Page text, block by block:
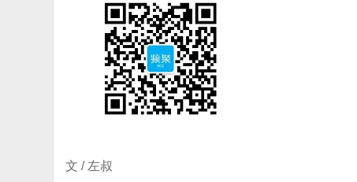
文 / 左叔